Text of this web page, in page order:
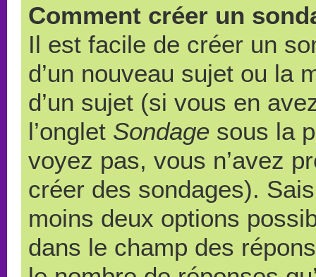
Comment créer un
Il est facile de créer un
d’un nouveau sujet ou la
d’un sujet (si vous en
l’onglet Sondage sous la
voyez pas, vous n’avez
créer des sondages).
moins deux options
dans le champ des